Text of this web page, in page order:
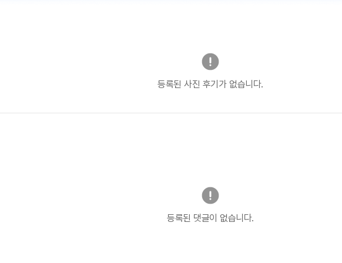
등록된 사진 후기가 없습니다.
등록된 댓글이 없습니다.